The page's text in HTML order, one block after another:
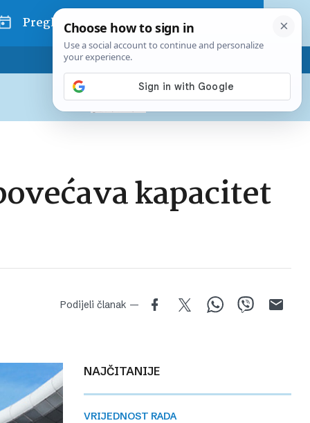
Pregled dana
Pretplatite se na Poslovni
Već od10 EURmjesečno
kapacitet
Podijeli članak —
NAJČITANIJE
VRIJEDNOST RADA